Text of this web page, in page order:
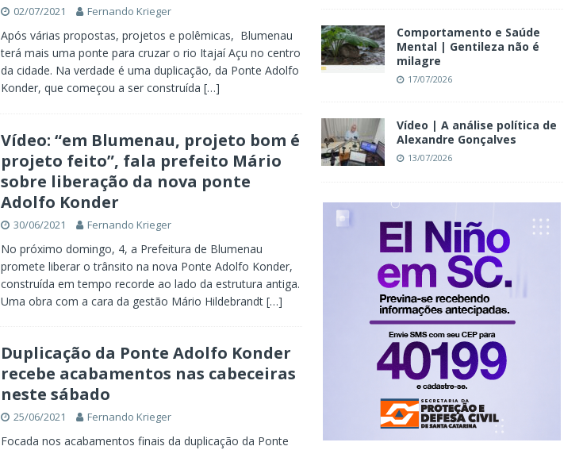
02/07/2021 Fernando Krieger
Após várias propostas, projetos e polêmicas, Blumenau
terá mais uma ponte para cruzar o rio Itajaí Açu no centro
da cidade. Na verdade é uma duplicação, da Ponte Adolfo
Konder, que começou a ser construída […]
Vídeo: “em Blumenau, projeto bom é
projeto feito”, fala prefeito Mário
sobre liberação da nova ponte
Adolfo Konder
30/06/2021 Fernando Krieger
No próximo domingo, 4, a Prefeitura de Blumenau
promete liberar o trânsito na nova Ponte Adolfo Konder,
construída em tempo recorde ao lado da estrutura antiga.
Uma obra com a cara da gestão Mário Hildebrandt […]
Duplicação da Ponte Adolfo Konder
recebe acabamentos nas cabeceiras
neste sábado
25/06/2021 Fernando Krieger
Focada nos acabamentos finais da duplicação da Ponte
Comportamento e Saúde
Mental | Gentileza não é
milagre
17/07/2026
Vídeo | A análise política de
Alexandre Gonçalves
13/07/2026